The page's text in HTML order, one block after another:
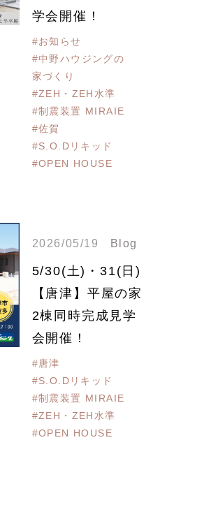
学会開催！
#お知らせ
#中野ハウジングの
家づくり
#ZEH・ZEH水準
#制震装置 MIRAIE
#佐賀
#S.O.Dリキッド
#OPEN HOUSE
2026/05/19 Blog
5/30(土)・31(日)
【唐津】平屋の家
2棟同時完成見学
会開催！
#唐津
#S.O.Dリキッド
#制震装置 MIRAIE
#ZEH・ZEH水準
#OPEN HOUSE